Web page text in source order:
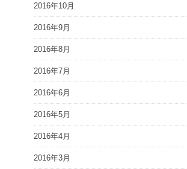
2016年10月
2016年9月
2016年8月
2016年7月
2016年6月
2016年5月
2016年4月
2016年3月